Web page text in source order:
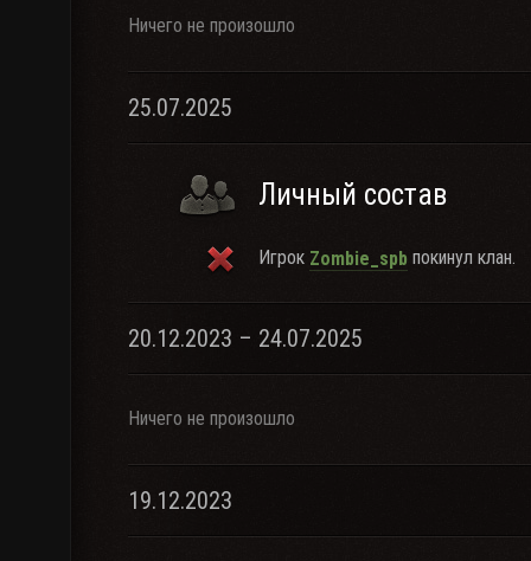
Ничего не произошло
25.07.2025
Личный состав
Игрок Zombie_spb покинул клан.
20.12.2023 – 24.07.2025
Ничего не произошло
19.12.2023